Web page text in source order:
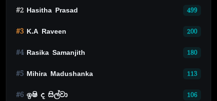
#2 Hasitha Prasad 499
#3 K.A Raveen 200
#4 Rasika Samanjith 180
#5 Mihira Madushanka 113
#6 ඉෂි ද සිල්වා 106